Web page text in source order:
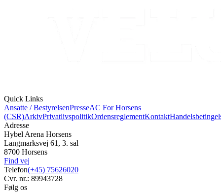
Quick Links
Ansatte / BestyrelsenPresseAC For Horsens
(CSR)ArkivPrivatlivspolitikOrdensreglementKontakt
Adresse
Hybel Arena Horsens
Langmarksvej 61, 3. sal
8700 Horsens
Find vej
Telefon(+45) 75626020
Cvr. nr.: 89943728
Følg os